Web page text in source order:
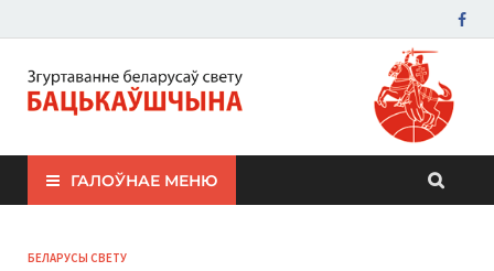
ЗБС "Бацькаўшчына"
ГАЛОЎНАЕ МЕНЮ
БЕЛАРУСЫ СВЕТУ